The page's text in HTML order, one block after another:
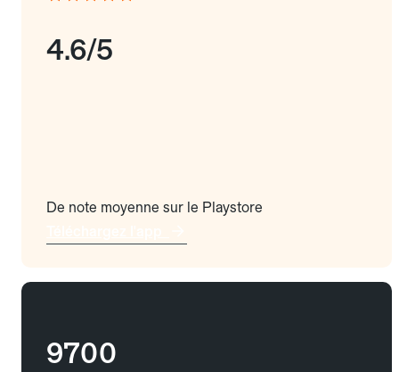
4.6/5
De note moyenne sur le Playstore
9700